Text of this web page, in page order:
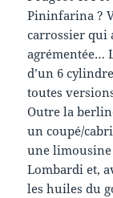
Pininfarina ?
carrossier qui
agrémentée…
d’un 6
toutes
Outre la
un coupé/
une limousine
Lombardi et,
les huiles du